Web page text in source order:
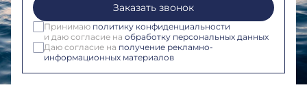
Заказать звонок
Принимаю политику конфиденциальности
и даю согласие на обработку персональных данных
Даю согласие на получение рекламно-
информационных материалов